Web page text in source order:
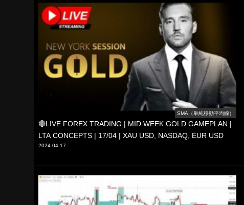
SMA（単純移動平均線）
🔴LIVE FOREX TRADING | MID WEEK GOLD GAMEPLAN |
LTA CONCEPTS | 17/04 | XAU USD, NASDAQ, EUR USD
2024.04.17